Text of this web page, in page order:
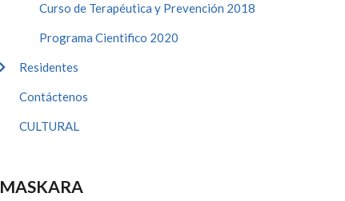
Curso de Terapéutica y Prevención 2018
Programa Cientifico 2020
Residentes
Contáctenos
CULTURAL
MASKARA